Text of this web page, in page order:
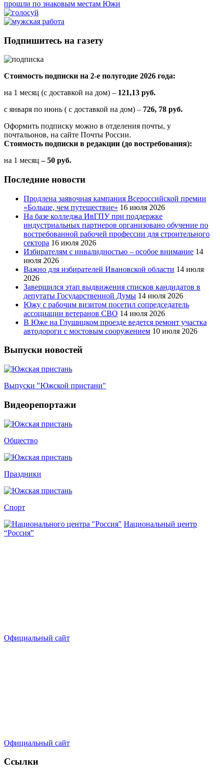
прошли по знаковым местам Южи
Подпишитесь на газету
Стоимость подписки на 2-е полугодие 2026 года:
на 1 месяц (с доставкой на дом) – 121,13 руб.
с января по июнь ( с доставкой на дом) – 726, 78 руб.
Оформить подписку можно в отделения почты, у
почтальонов, на сайте Почты России.
Стоимость подписки в редакции (до востребования):
на 1 месяц – 50 руб.
Последние новости
Продлена заявочная кампания Всероссийской премии
«Больше, чем путешествие» 16 июля 2026
На базе колледжа ИвГПУ при поддержке
индустриальных партнеров организовано обучение по
востребованной рабочей профессии для строительного
сектора 16 июля 2026
Избирателям с инвалидностью – особое внимание 14
июля 2026
Важно для избирателей Ивановской области 14 июля
2026
Завершился этап выдвижения списков кандидатов в
депутаты Государственной Думы 14 июля 2026
Южу с рабочим визитом посетил сопредседатель
ассоциации ветеранов СВО 14 июля 2026
В Юже на Глушицком проезде ведется ремонт участка
автодороги с мостовым сооружением 10 июля 2026
Выпуски новостей
Выпуски "Южской пристани"
Видеорепортажи
Общество
Праздники
Спорт
Национальный центр
“Россия”
Официальный сайт
Официальный сайт
Ссылки